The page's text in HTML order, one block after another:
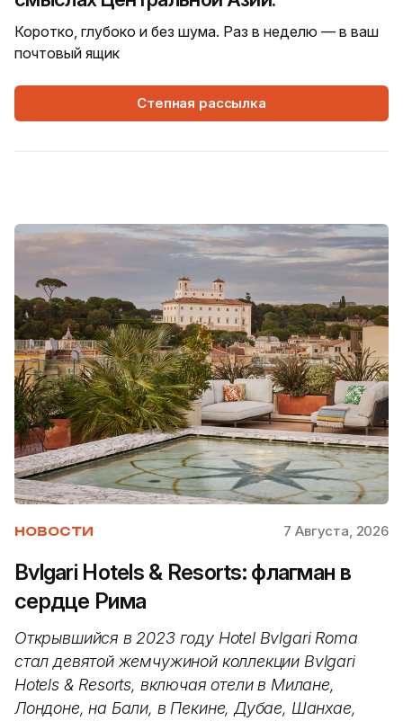
Коротко, глубоко и без шума. Раз в неделю — в ваш
почтовый ящик
Степная рассылка
НОВОСТИ 7 Августа, 2026
Bvlgari Hotels & Resorts: флагман в
сердце Рима
Открывшийся в 2023 году Hotel Bvlgari Roma
стал девятой жемчужиной коллекции Bvlgari
Hotels & Resorts, включая отели в Милане,
Лондоне, на Бали, в Пекине, Дубае, Шанхае,